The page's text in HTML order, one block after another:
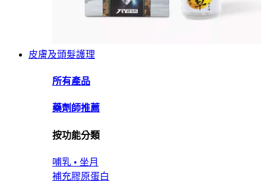
皮膚及頭髮護理
所有產品
藥劑師推薦
按功能分類
哺乳 • 坐月
補充膠原蛋白